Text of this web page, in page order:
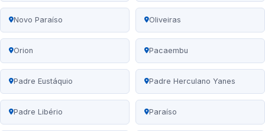
Novo Paraíso Oliveiras
Orion Pacaembu
Padre Eustáquio Padre Herculano Yanes
Padre Libério Paraíso